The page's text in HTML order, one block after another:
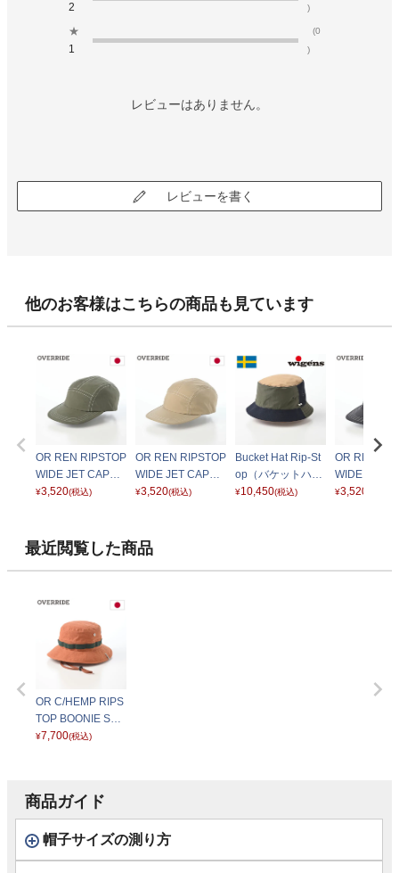
2
)
★
1
(0
)
レビューはありません。
レビューを書く
他のお客様はこちらの商品も見ています
OR REN RIPSTOP
WIDE JET CAP
（リップストップ
¥3,520(税込)
OR REN RIPSTOP
WIDE JET CAP
（リップストップ
¥3,520(税込)
Bucket Hat Rip-St
op（バケットハッ
ト リップストッ
¥10,450(税込)
OR REN
WIDE JET
（リップス
¥3,520
最近閲覧した商品
OR C/HEMP RIPS
TOP BOONIE SG
（コットンヘンプ
¥7,700(税込)
商品ガイド
帽子サイズの測り方